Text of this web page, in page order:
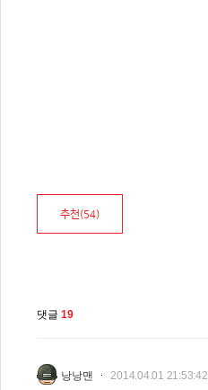
추천(54)
댓글 19
낭낭맨 2014.04.01 21:53:42